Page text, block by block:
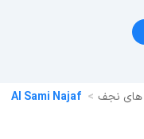
نجف Al Sami Najaf